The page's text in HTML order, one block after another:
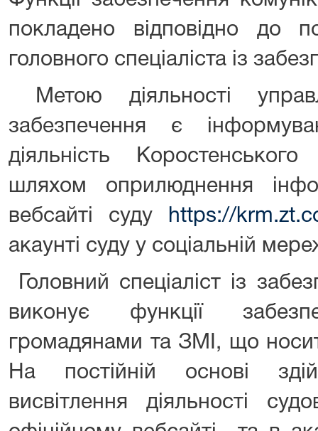
покладено відповідно до
головного спеціаліста із
Метою діяльності
забезпечення є
діяльність
шляхом оприлюднення
вебсайті суду
https://
акаунті суду у соціальній
Головний спеціаліст із
виконує функції
громадянами та ЗМІ, що
На постійній основі
висвітлення діяльності